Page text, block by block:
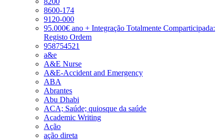
8600-174
9120-000
95.000€ ano + Integração Totalmente Comparticipada:
Registo Ordem
958754521
a&e
A&E Nurse
A&E-Accident and Emergency
ABA
Abrantes
Abu Dhabi
ACA; Saúde; quiosque da saúde
Academic Writing
Ação
ação direta